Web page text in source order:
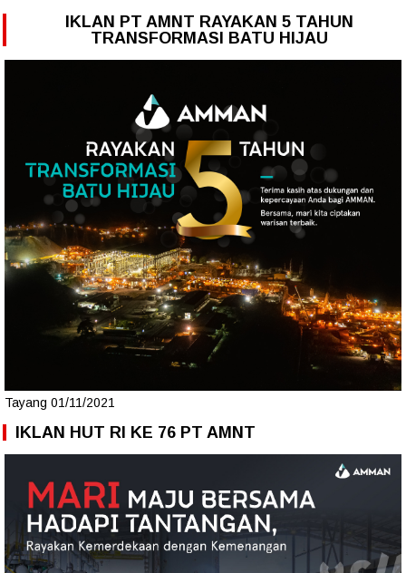
IKLAN PT AMNT RAYAKAN 5 TAHUN
TRANSFORMASI BATU HIJAU
Tayang 01/11/2021
IKLAN HUT RI KE 76 PT AMNT